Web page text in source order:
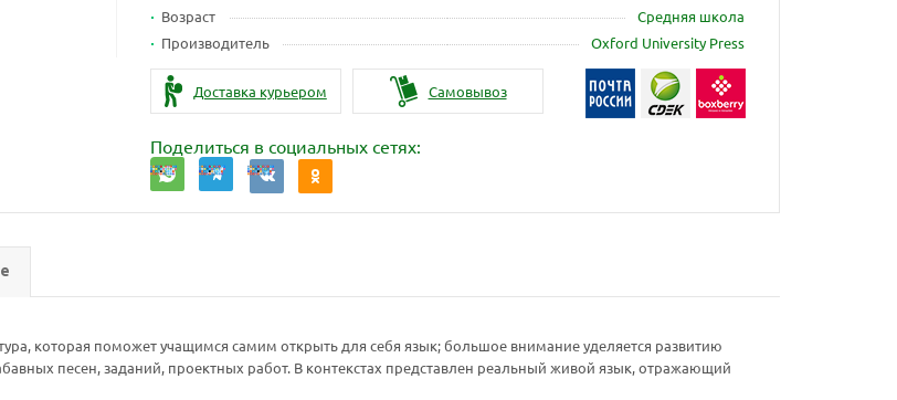
Возраст
Средняя школа
Производитель
Oxford University Press
Доставка курьером Самовывоз
Поделиться в социальных сетях:
которая поможет учащимся самим открыть для себя язык; большое внимание уделяется развитию
песен, заданий, проектных работ. В контекстах представлен реальный живой язык, отражающий